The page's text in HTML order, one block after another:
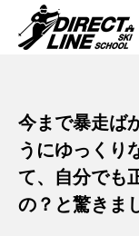
コンセプトと開催ス
参加までの流れ
レッスン料金
今まで暴走ば
うにゆっくり
て、自分でも
の？と驚きま